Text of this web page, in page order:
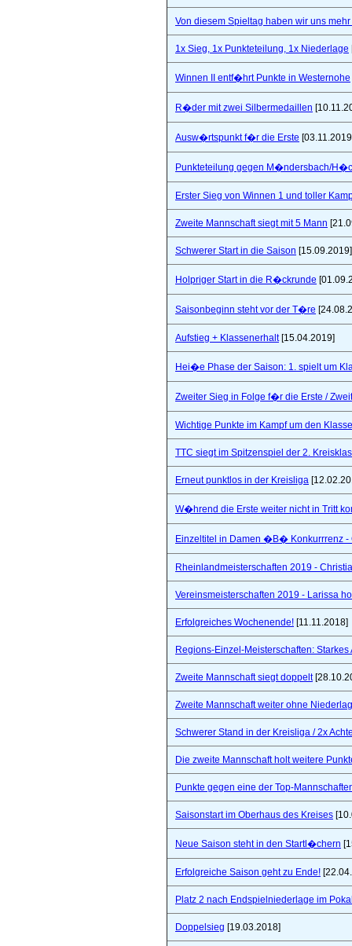
Von diesem Spieltag haben wir uns mehr
1x Sieg, 1x Punkteteilung, 1x Niederlage
Winnen II entf�hrt Punkte in Westernohe
R�der mit zwei Silbermedaillen
Ausw�rtspunkt f�r die Erste
Punkteteilung gegen M�ndersbach/
Erster Sieg von Winnen 1 und toller
Zweite Mannschaft siegt mit 5 Mann
Schwerer Start in die Saison [15.09.2019]
Holpriger Start in die R�ckrunde
Saisonbeginn steht vor der T�re
Aufstieg + Klassenerhalt[15.04.2019]
Hei�e Phase der Saison: 1. spielt um
Zweiter Sieg in Folge f�r die Erste /
Wichtige Punkte im Kampf um den
TTC siegt im Spitzenspiel der 2.
Erneut punktlos in der Kreisliga
W�hrend die Erste weiter nicht in Tritt
Einzeltitel in Damen �B� Konkurrrenz
Rheinlandmeisterschaften 2019 -
Vereinsmeisterschaften 2019 - Larissa
Erfolgreiches Wochenende! [11.11.2018]
Regions-Einzel-Meisterschaften:
Zweite Mannschaft siegt doppelt
Zweite Mannschaft weiter ohne
Schwerer Stand in der Kreisliga / 2x
Die zweite Mannschaft holt weitere
Punkte gegen eine der Top-
Saisonstart im Oberhaus des Kreises
Neue Saison steht in den Startl�chern
Erfolgreiche Saison geht zu Ende!
Platz 2 nach Endspielniederlage im
Doppelsieg [19.03.2018]